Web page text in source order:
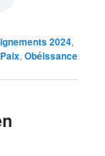
2024,
,Obéissance